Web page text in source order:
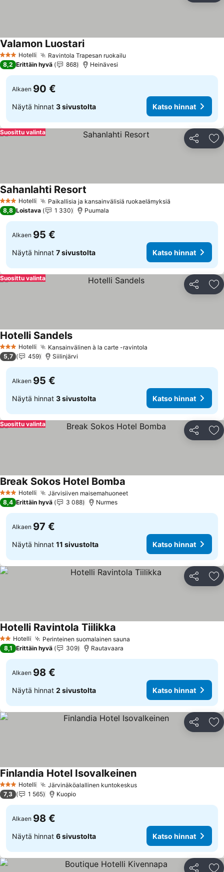
3 Tähtiluokitus
Hotelli Ravintola Trapesan ruokailu
Valamon Luostari
8,2 Erittäin hyvä 868 Heinävesi
Alkaen 90 €
Näytä hinnat 3 sivustolta Katso hinnat
Jaa
Suosittu valinta
3 Tähtiluokitus
Hotelli Paikallisia ja kansainvälisiä ruokaelämyksiä
Sahanlahti Resort
8,8 Loistava 1 330 Puumala
Alkaen 95 €
Näytä hinnat 7 sivustolta Katso hinnat
Jaa
Suosittu valinta
3 Tähtiluokitus
Hotelli Kansainvälinen à la carte -ravintola
Hotelli Sandels
5,7 459 Siilinjärvi
Alkaen 95 €
Näytä hinnat 3 sivustolta Katso hinnat
Jaa
Suosittu valinta
3 Tähtiluokitus
Hotelli Järvisiiven maisemahuoneet
Break Sokos Hotel Bomba
8,4 Erittäin hyvä 3 088 Nurmes
Alkaen 97 €
Näytä hinnat 11 sivustolta Katso hinnat
Jaa
2 Tähtiluokitus
Hotelli Perinteinen suomalainen sauna
Hotelli Ravintola Tiilikka
8,1 Erittäin hyvä 309 Rautavaara
Alkaen 98 €
Näytä hinnat 2 sivustolta Katso hinnat
Jaa
3 Tähtiluokitus
Hotelli Järvinäköalallinen kuntokeskus
Finlandia Hotel Isovalkeinen
7,3 1 565 Kuopio
Alkaen 98 €
Näytä hinnat 6 sivustolta Katso hinnat